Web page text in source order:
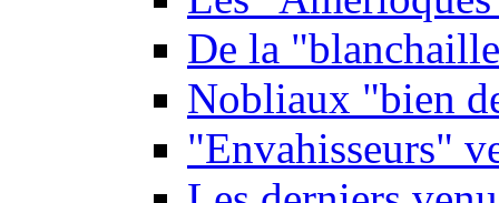
De la
Nobliaux "bien
"Envahisseurs"